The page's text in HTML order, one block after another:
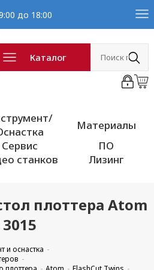
до 18:00
Каталог
Материалы
Сервис
ПО
станков Лизинг
плоттера Atom
и оснастка